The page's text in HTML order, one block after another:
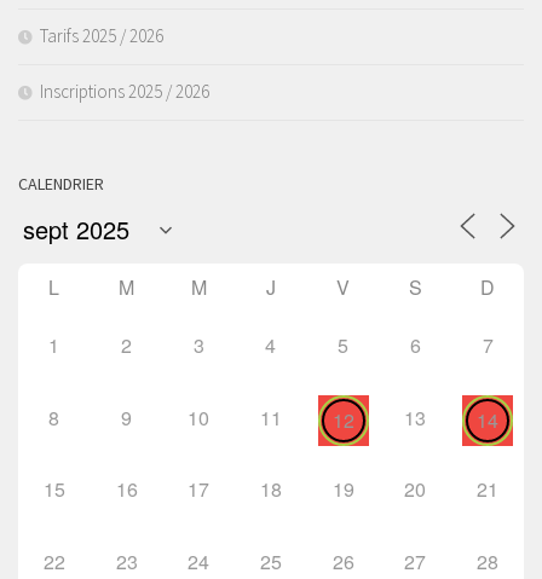
Tarifs 2025 / 2026
Inscriptions 2025 / 2026
CALENDRIER
L M M J V S D
1 2 3 4 5 6 7
8 9 10 11 12 13 14
15 16 17 18 19 20 21
22 23 24 25 26 27 28